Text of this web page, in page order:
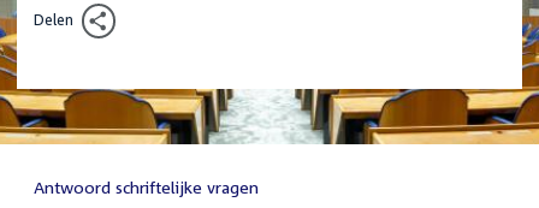
Delen
Antwoord schriftelijke vragen